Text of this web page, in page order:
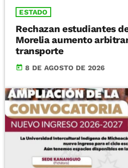
ESTADO
Rechazan estudiantes
Morelia aumento arbitrario de pasaje del
transporte
today 8 DE AGOSTO DE 2026